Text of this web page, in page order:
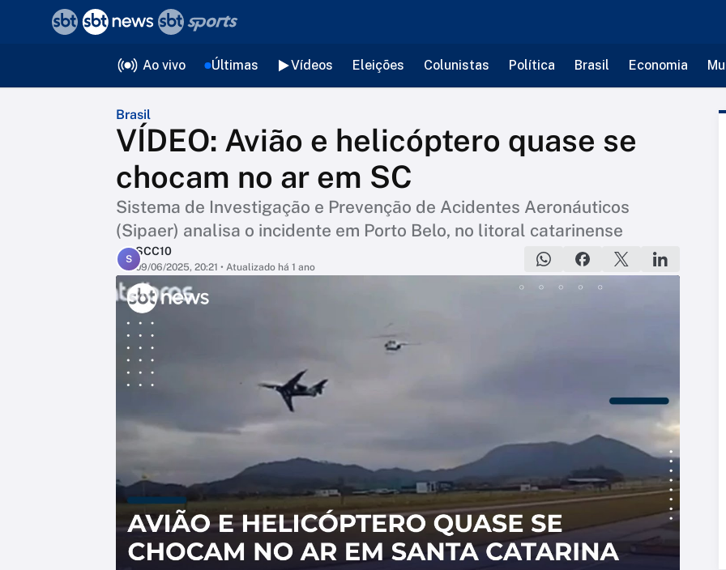
Ao vivo Últimas Vídeos Eleições Colunistas Política Brasil Economia
Brasil
VÍDEO: Avião e helicóptero quase se
chocam no ar em SC
Sistema de Investigação e Prevenção de Acidentes Aeronáuticos
(Sipaer) analisa o incidente em Porto Belo, no litoral catarinense
S
SCC10
09/06/2025, 20:21 • Atualizado há 1 ano
voltar
Editorias